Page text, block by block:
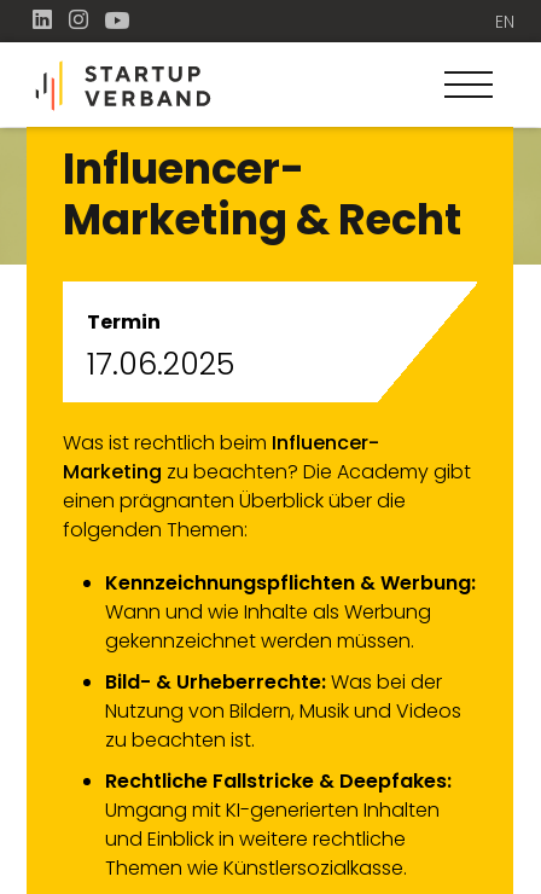
EN
Influencer-
Marketing & Recht
Termin
17.06.2025
Was ist rechtlich beim Influencer-
Marketing zu beachten? Die Academy gibt
einen prägnanten Überblick über die
folgenden Themen:
Kennzeichnungspflichten & Werbung:
Wann und wie Inhalte als Werbung
gekennzeichnet werden müssen.
Bild- & Urheberrechte:Was bei der
Nutzung von Bildern, Musik und Videos
zu beachten ist.
Rechtliche Fallstricke & Deepfakes:
Umgang mit KI-generierten Inhalten
und Einblick in weitere rechtliche
Themen wie Künstlersozialkasse.